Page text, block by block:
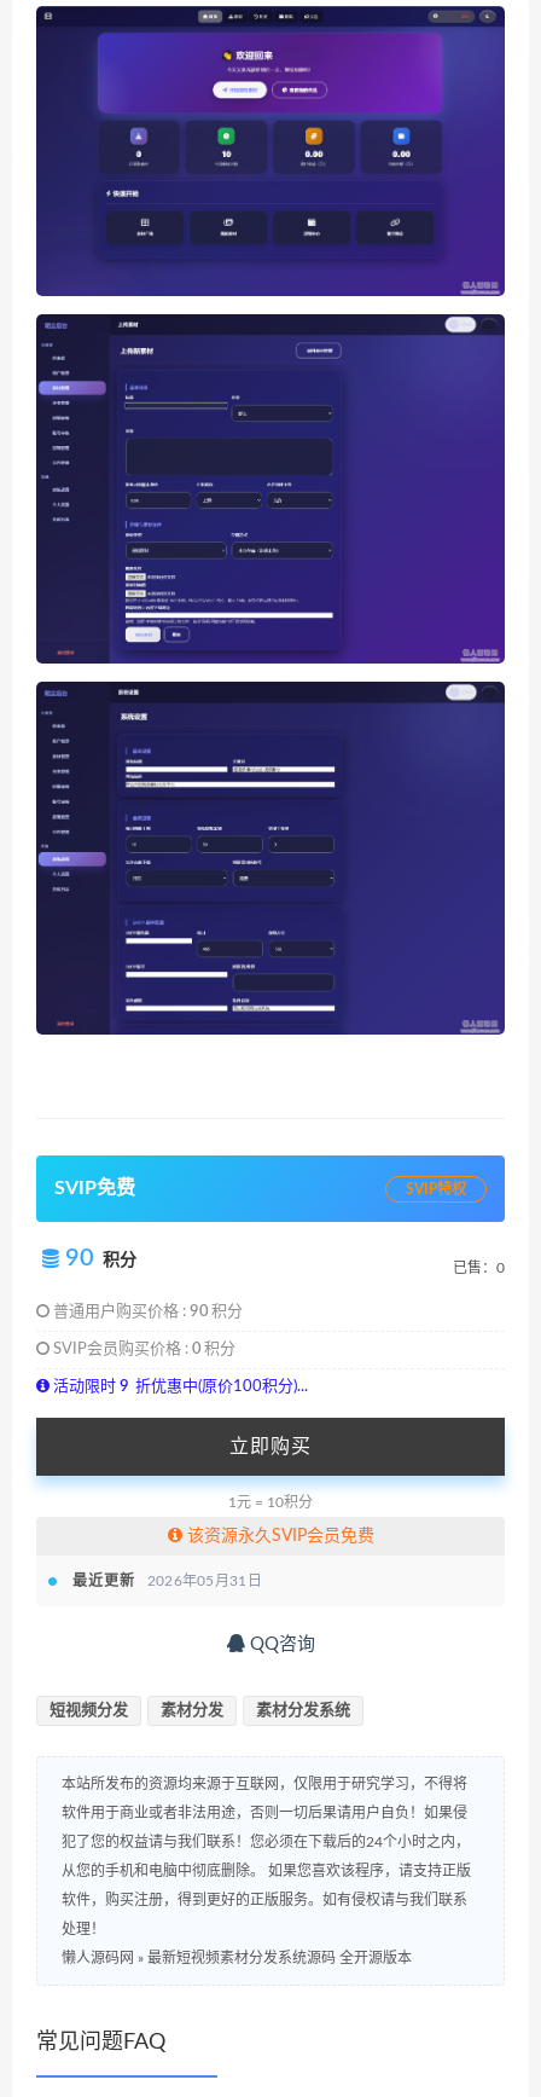
SVIP免费 SVIP特权
90 积分 已售：0
普通用户购买价格 : 90 积分
SVIP会员购买价格 : 0 积分
活动限时 9 折优惠中(原价100积分)...
立即购买
1元 = 10积分
该资源永久SVIP会员免费
最近更新 2026年05月31日
QQ咨询
短视频分发 素材分发 素材分发系统
本站所发布的资源均来源于互联网，仅限用于研究学习，不得将
软件用于商业或者非法用途，否则一切后果请用户自负！如果侵
犯了您的权益请与我们联系！您必须在下载后的24个小时之内，
从您的手机和电脑中彻底删除。 如果您喜欢该程序，请支持正版
软件，购买注册，得到更好的正版服务。如有侵权请与我们联系
处理！
懒人源码网 » 最新短视频素材分发系统源码 全开源版本
常见问题FAQ